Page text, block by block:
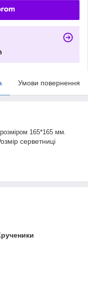
Умови повернення
165*165 мм.
серветниці